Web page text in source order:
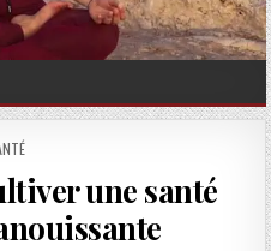
IN
une santé